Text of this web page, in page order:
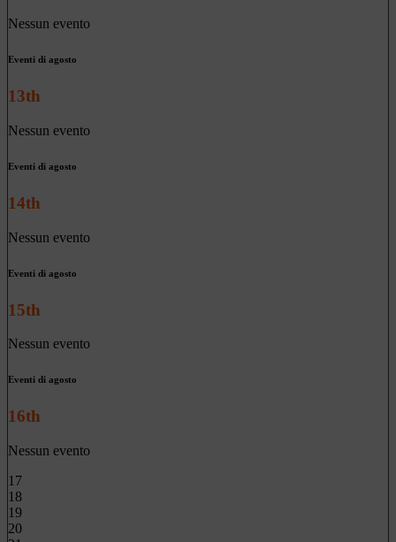
Nessun evento
Eventi di agosto
13th
Nessun evento
Eventi di agosto
14th
Nessun evento
Eventi di agosto
15th
Nessun evento
Eventi di agosto
16th
Nessun evento
17
18
19
20